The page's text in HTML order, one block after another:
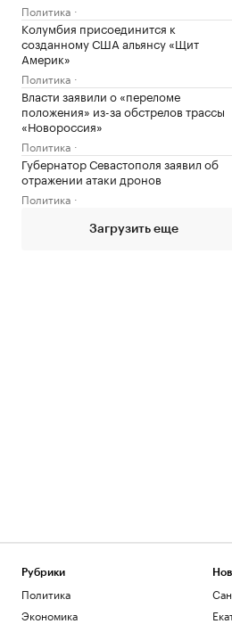
Политика
Колумбия присоединится к
созданному США альянсу «Щит
Америк»
Политика
Власти заявили о «переломе
положения» из-за обстрелов трассы
«Новороссия»
Политика
Губернатор Севастополя заявил об
отражении атаки дронов
Политика
Загрузить еще
Рубрики
Политика
Экономика